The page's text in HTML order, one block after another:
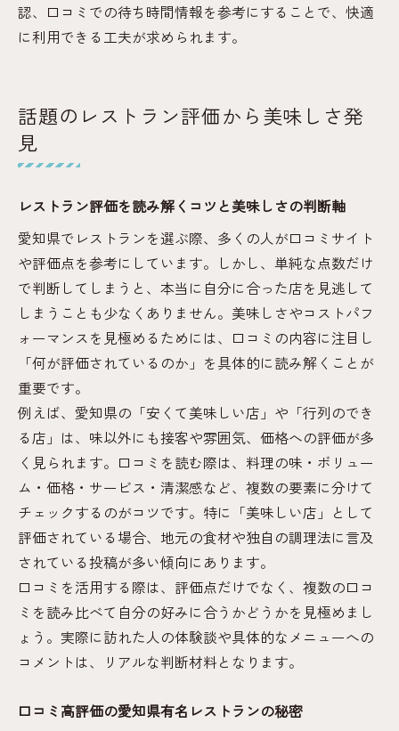
認、口コミでの待ち時間情報を参考にすることで、快適
に利用できる工夫が求められます。
話題のレストラン評価から美味しさ発
見
レストラン評価を読み解くコツと美味しさの判断軸
愛知県でレストランを選ぶ際、多くの人が口コミサイト
や評価点を参考にしています。しかし、単純な点数だけ
で判断してしまうと、本当に自分に合った店を見逃して
しまうことも少なくありません。美味しさやコストパフ
ォーマンスを見極めるためには、口コミの内容に注目し
「何が評価されているのか」を具体的に読み解くことが
重要です。
例えば、愛知県の「安くて美味しい店」や「行列のでき
る店」は、味以外にも接客や雰囲気、価格への評価が多
く見られます。口コミを読む際は、料理の味・ボリュー
ム・価格・サービス・清潔感など、複数の要素に分けて
チェックするのがコツです。特に「美味しい店」として
評価されている場合、地元の食材や独自の調理法に言及
されている投稿が多い傾向にあります。
口コミを活用する際は、評価点だけでなく、複数の口コ
ミを読み比べて自分の好みに合うかどうかを見極めまし
ょう。実際に訪れた人の体験談や具体的なメニューへの
コメントは、リアルな判断材料となります。
口コミ高評価の愛知県有名レストランの秘密